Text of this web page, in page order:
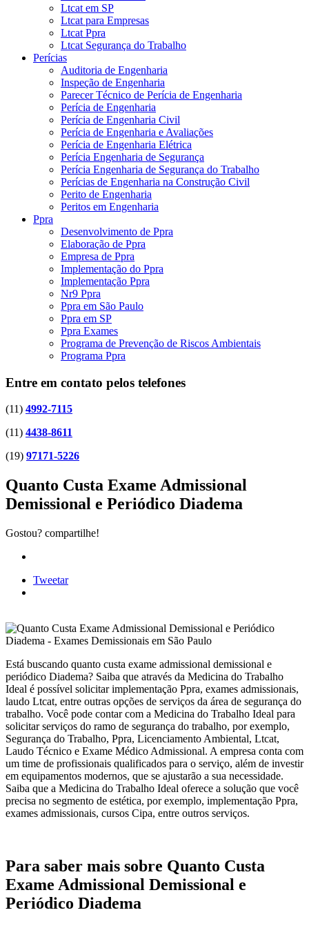
Ltcat em SP
Ltcat para Empresas
Ltcat Ppra
Ltcat Segurança do Trabalho
Perícias
Auditoria de Engenharia
Inspeção de Engenharia
Parecer Técnico de Perícia de Engenharia
Perícia de Engenharia
Perícia de Engenharia Civil
Perícia de Engenharia e Avaliações
Perícia de Engenharia Elétrica
Perícia Engenharia de Segurança
Perícia Engenharia de Segurança do Trabalho
Perícias de Engenharia na Construção Civil
Perito de Engenharia
Peritos em Engenharia
Ppra
Desenvolvimento de Ppra
Elaboração de Ppra
Empresa de Ppra
Implementação do Ppra
Implementação Ppra
Nr9 Ppra
Ppra em São Paulo
Ppra em SP
Ppra Exames
Programa de Prevenção de Riscos Ambientais
Programa Ppra
Entre em contato pelos telefones
(11) 4992-7115
(11) 4438-8611
(19) 97171-5226
Quanto Custa Exame Admissional
Demissional e Periódico Diadema
Gostou? compartilhe!
Tweetar
Está buscando quanto custa exame admissional demissional e
periódico Diadema? Saiba que através da Medicina do Trabalho
Ideal é possível solicitar implementação Ppra, exames admissionais,
laudo Ltcat, entre outras opções de serviços da área de segurança do
trabalho. Você pode contar com a Medicina do Trabalho Ideal para
solicitar serviços do ramo de segurança do trabalho, por exemplo,
Segurança do Trabalho, Ppra, Licenciamento Ambiental, Ltcat,
Laudo Técnico e Exame Médico Admissional. A empresa conta com
um time de profissionais qualificados para o serviço, além de investir
em equipamentos modernos, que se ajustarão a sua necessidade.
Saiba que a Medicina do Trabalho Ideal oferece a solução que você
precisa no segmento de estética, por exemplo, implementação Ppra,
exames admissionais, cursos Cipa, entre outros serviços.
Para saber mais sobre Quanto Custa
Exame Admissional Demissional e
Periódico Diadema